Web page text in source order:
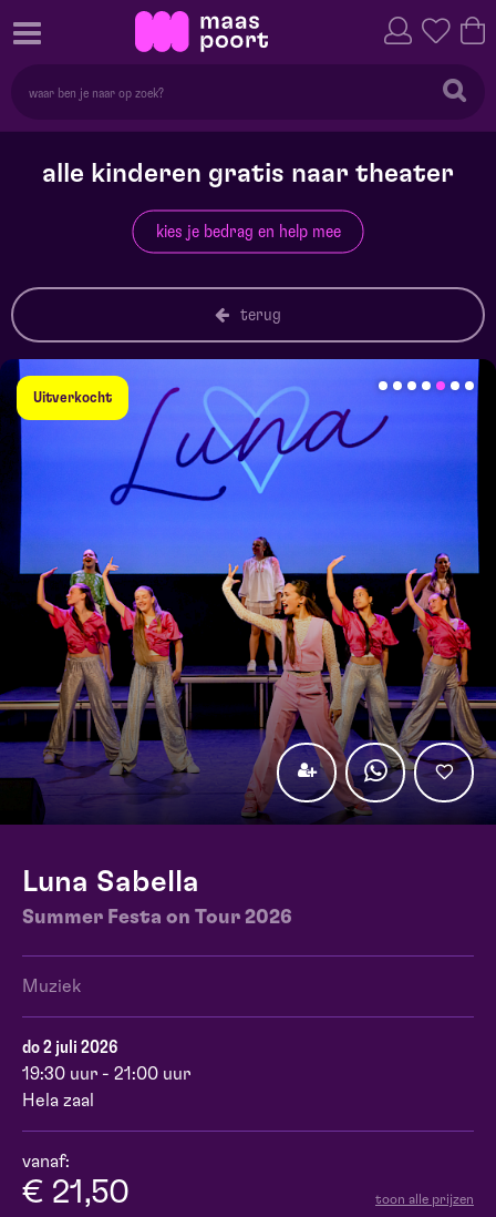
alle kinderen gratis naar theater
kies je bedrag en help mee
terug
Uitverkocht
Luna Sabella
Summer Festa on Tour 2026
Muziek
do 2 juli 2026
19:30 uur - 21:00 uur
Hela zaal
vanaf:
€ 21,50 toon alle prijzen